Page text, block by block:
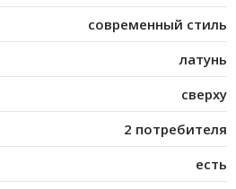
современный стиль
латунь
сверху
2 потребителя
есть